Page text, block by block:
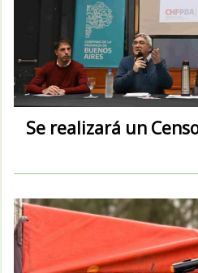
Se realizará un